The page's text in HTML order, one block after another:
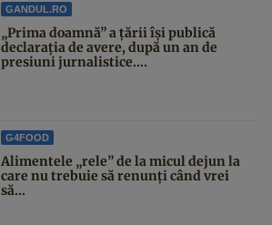
GANDUL.RO
„Prima doamnă” a țării își publică
declarația de avere, după un an de
presiuni jurnalistice....
G4FOOD
Alimentele „rele” de la micul dejun la
care nu trebuie să renunți când vrei
să...